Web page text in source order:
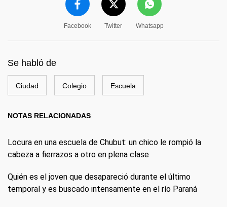
Facebook Twitter Whatsapp
Se habló de
Ciudad Colegio Escuela
NOTAS RELACIONADAS
Locura en una escuela de Chubut: un chico le rompió la
cabeza a fierrazos a otro en plena clase
Quién es el joven que desapareció durante el último
temporal y es buscado intensamente en el río Paraná